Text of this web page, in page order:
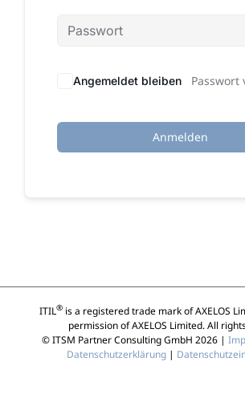
Angemeldet bleiben Passwort
Anmelden
ITIL®is a registered trade mark of AXELOS
permission of AXELOS Limited. All
© ITSM Partner Consulting GmbH 2026 |
Datenschutzerklärung |